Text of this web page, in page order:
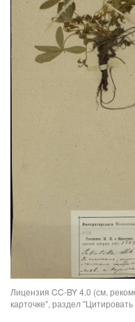
Лицензия CC-BY 4.0 (см.
карточке", раздел